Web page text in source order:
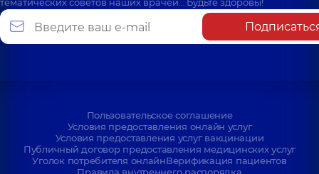
Пользовательское соглашение
Условия предоставления онлайн услуг
Условия предоставления услуг вакцинации
Публичный договор предоставления медицинских услуг
Уголок потребителя онлайнВерификация пациентов